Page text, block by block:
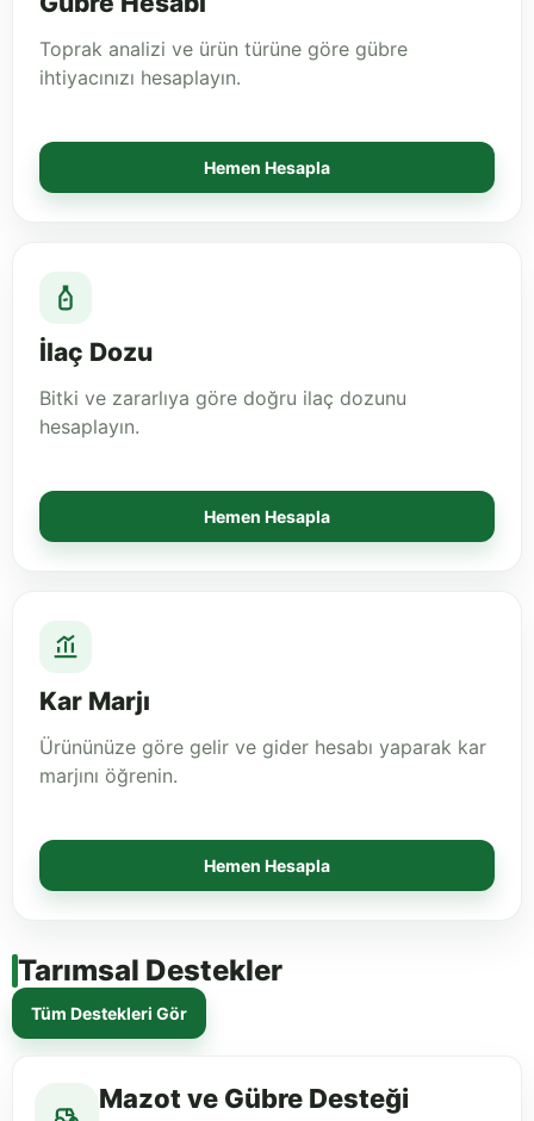
Toprak analizi ve ürün türüne göre gübre
ihtiyacınızı hesaplayın.
Hemen Hesapla
İlaç Dozu
Bitki ve zararlıya göre doğru ilaç dozunu
hesaplayın.
Hemen Hesapla
Kar Marjı
Ürününüze göre gelir ve gider hesabı yaparak kar
marjını öğrenin.
Hemen Hesapla
Tarımsal Destekler
Tüm Destekleri Gör
Mazot ve Gübre Desteği